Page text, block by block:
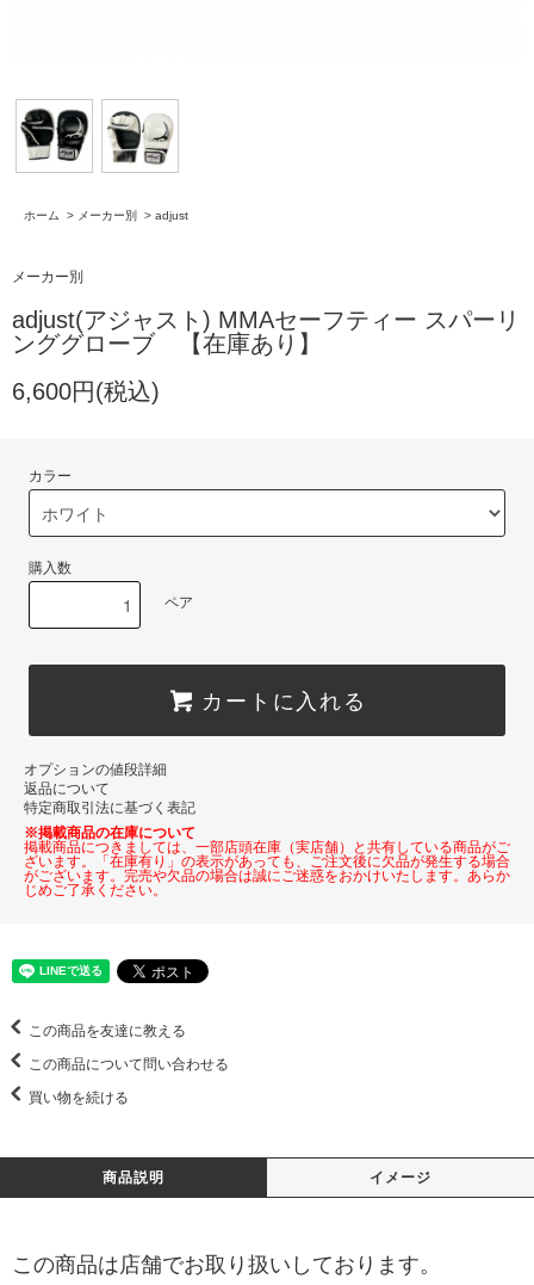
ホーム > メーカー別 > adjust
メーカー別
adjust(アジャスト) MMAセーフティー スパーリ
ンググローブ 【在庫あり】
6,600円(税込)
カラー
購入数
ペア
カートに入れる
オプションの値段詳細
返品について
特定商取引法に基づく表記
※掲載商品の在庫について
掲載商品につきましては、一部店頭在庫（実店舗）と共有している商品がご
ざいます。「在庫有り」の表示があっても、ご注文後に欠品が発生する場合
がございます。完売や欠品の場合は誠にご迷惑をおかけいたします。あらか
じめご了承ください。
この商品を友達に教える
この商品について問い合わせる
買い物を続ける
商品説明 イメージ
この商品は店舗でお取り扱いしております。